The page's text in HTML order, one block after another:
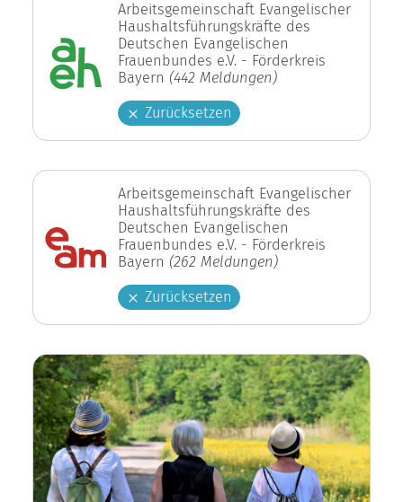
Arbeitsgemeinschaft Evangelischer
Haushaltsführungskräfte des
Deutschen Evangelischen
Frauenbundes e.V. - Förderkreis
Bayern (442 Meldungen)
Zurücksetzen
Arbeitsgemeinschaft Evangelischer
Haushaltsführungskräfte des
Deutschen Evangelischen
Frauenbundes e.V. - Förderkreis
Bayern (262 Meldungen)
Zurücksetzen